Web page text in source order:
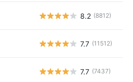
8.2 (8812)
7.7 (11512)
7.7 (7437)